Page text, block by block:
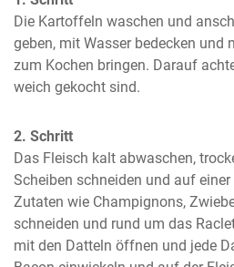
Die Kartoffeln waschen und
geben, mit Wasser bedecken und
zum Kochen bringen. Darauf
weich gekocht sind.
2. Schritt
Das Fleisch kalt abwaschen,
Scheiben schneiden und auf
Zutaten wie Champignons,
schneiden und rund um das
mit den Datteln öffnen und jede